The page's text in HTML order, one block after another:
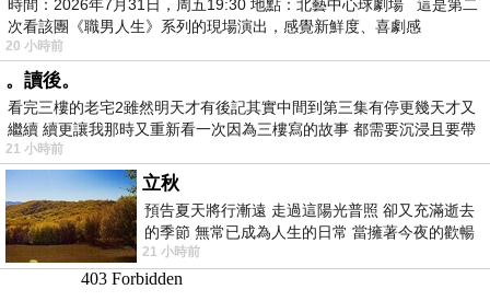
時間：2026年7月31日，周五19:30 地點：北藝中心球劇場 這是第二
次看該團《職男人生》系列的現場演出，感覺新鮮度、喜劇感
20 小時前
。讀後。
看完三樓的老宅2雖然明天才有後記其實中間到第三集有停更幾天才又
繼續 續更讓我那時又重新看一次因為三樓寫的故事 都需要沉浸且要帶
有
21 小時前
立秋
預告夏天將行漸遠 走過這陽光普照 卻又充滿逝去
的季節 無常已成為人生的日常 當擁著今夜的歡暢
舒心 轉眼驟成昨日 而明晨 太陽
21 小時前